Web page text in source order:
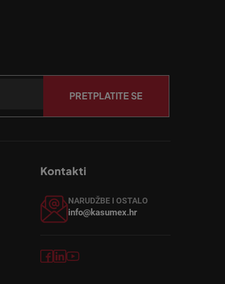
Kontakti
NARUDŽBE I OSTALO
info@kasumex.hr
PRETPLATITE SE